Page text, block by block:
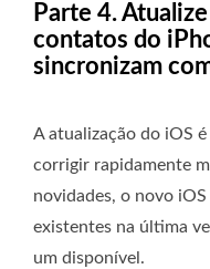
Parte 4.
contatos do
sincronizam
A atualização do iOS
corrigir rapidamente
novidades, o novo
existentes na última
um disponível.